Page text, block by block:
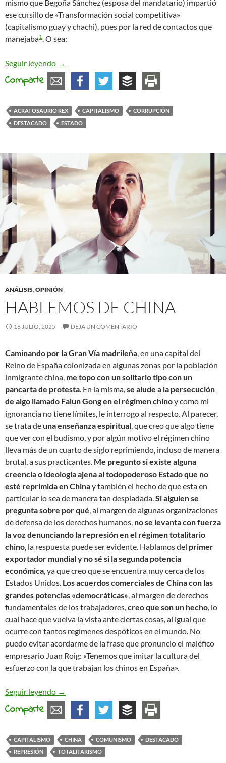
mismo que Begoña Sánchez (esposa del mandatario) impartió
ese cursillo de «Transformación social competitiva»
(capitalismo guay y chachi), pues por la red de contactos que
manejaba1. O sea:
Seguir leyendo Legalizar la corrupción para salvar al Gobierno
→
Comparte
ACRATOSAURIO REX CAPITALISMO
CORRUPCIÓN
DESTACADO
ESTADO
ANÁLISIS,OPINIÓN
HABLEMOS DE CHINA
16 JULIO, 2025 DEJA UN COMENTARIO
Caminando por la Gran Vía madrileña , en una capital del
Reino de España colonizada en algunas zonas por la población
inmigrante china, me topo con un solitario tipo con un
pancarta de protesta . En la misma, se alude a la persecución
de algo llamado Falun Gong en el régimenchinoy como mi
ignorancia no tiene límites, le interrogo al respecto. Al parecer,
se trata deuna enseñanza espiritual , que creo que algo tiene
que ver con el budismo, y por algún motivo el régimen chino
lleva más de un cuarto de siglo reprimiendo, incluso de manera
brutal, a sus practicantes. Me pregunto si existe alguna
creencia o ideología ajena al todopoderoso Estado que no
esté reprimida en Chinay también el hecho de que esta en
particular lo sea de manera tan despiadada. Si alguien se
pregunta sobre por qué , al margen de algunas organizaciones
de defensa de los derechos humanos, no se levanta con fuerza
la voz denunciando la represión en el régimen totalitario
chino , la respuesta puede ser evidente. Hablamos del primer
exportador mundial y no sé si la segunda potencia
económica , ya que creo que se encuentra muy cerca de los
Estados Unidos. Los acuerdos comerciales de China con las
grandes potencias «democráticas» , al margen de derechos
fundamentales de los trabajadores, creo que son un hecho , lo
cual hace que vuelva la vista ante ciertas cosas, al igual que
ocurre con tantos regímenes despóticos en el mundo. No
puedo evitar acordarme de la frase que pronuncio el maléfico
empresario Juan Roig: «Tenemos que imitar la cultura del
esfuerzo con la que trabajan los chinos en España».
Seguir leyendo Hablemos de China
→
Comparte
CAPITALISMO CHINA COMUNISMO
DESTACADO
REPRESIÓN
TOTALITARISMO